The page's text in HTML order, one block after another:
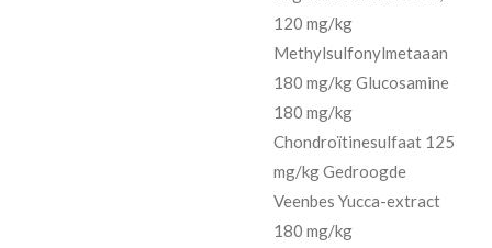
120 mg/kg
Methylsulfonylmetaaan
180 mg/kg Glucosamine
180 mg/kg
Chondroïtinesulfaat 125
mg/kg Gedroogde
Veenbes Yucca-extract
180 mg/kg